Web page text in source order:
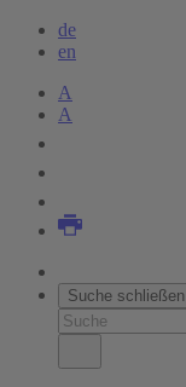
de
en
A
A
Suche schließen